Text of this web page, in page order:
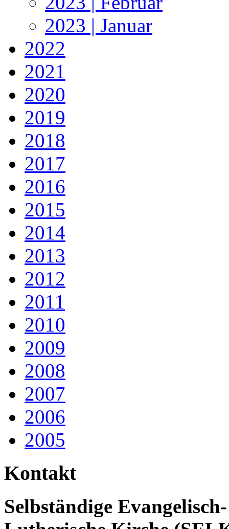
2023 | Januar
2022
2021
2020
2019
2018
2017
2016
2015
2014
2013
2012
2011
2010
2009
2008
2007
2006
2005
Kontakt
Selbständige Evangelisch-